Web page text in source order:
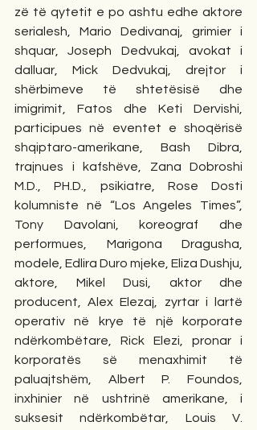
zë të qytetit e po ashtu edhe aktore
serialesh, Mario Dedivanaj, grimier i
shquar, Joseph Dedvukaj, avokat i
dalluar, Mick Dedvukaj, drejtor i
shërbimeve të shtetësisë dhe
imigrimit, Fatos dhe Keti Dervishi,
participues në eventet e shoqërisë
shqiptaro-amerikane, Bash Dibra,
trajnues i kafshëve, Zana Dobroshi
M.D., PH.D., psikiatre, Rose Dosti
kolumniste në “Los Angeles Times”,
Tony Davolani, koreograf dhe
performues, Marigona Dragusha,
modele, Edlira Duro mjeke, Eliza Dushju,
aktore, Mikel Dusi, aktor dhe
producent, Alex Elezaj, zyrtar i lartë
operativ në krye të një korporate
ndërkombëtare, Rick Elezi, pronar i
korporatës së menaxhimit të
paluajtshëm, Albert P. Foundos,
inxhinier në ushtrinë amerikane, i
suksesit ndërkombëtar, Louis V.